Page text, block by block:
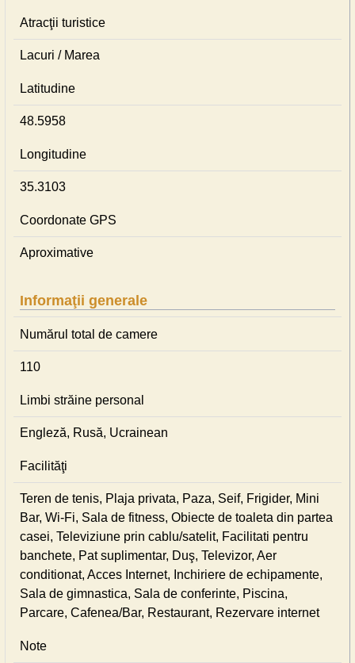
Atracţii turistice
Lacuri / Marea
Latitudine
48.5958
Longitudine
35.3103
Coordonate GPS
Aproximative
Informaţii generale
Numărul total de camere
110
Limbi străine personal
Engleză, Rusă, Ucrainean
Facilităţi
Teren de tenis, Plaja privata, Paza, Seif, Frigider, Mini
Bar, Wi-Fi, Sala de fitness, Obiecte de toaleta din partea
casei, Televiziune prin cablu/satelit, Facilitati pentru
banchete, Pat suplimentar, Duş, Televizor, Aer
conditionat, Acces Internet, Inchiriere de echipamente,
Sala de gimnastica, Sala de conferinte, Piscina,
Parcare, Cafenea/Bar, Restaurant, Rezervare internet
Note